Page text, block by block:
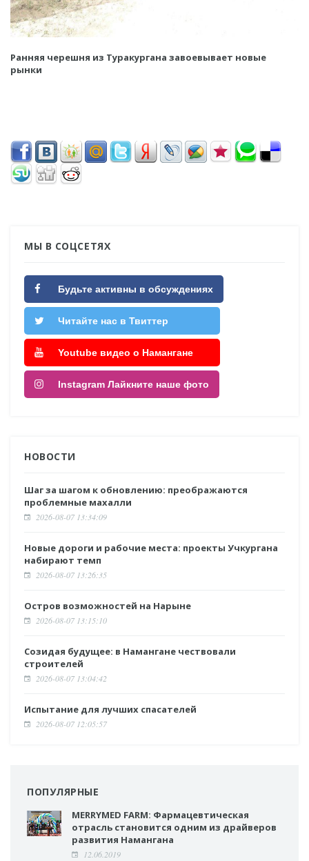
Ранняя черешня из Туракургана завоевывает новые
рынки
МЫ В СОЦСЕТЯХ
Будьте активны в обсуждениях
Читайте нас в Твиттер
Youtube видео о Намангане
Instagram Лайкните наше фото
НОВОСТИ
Шаг за шагом к обновлению: преображаются
проблемные махалли
2026-08-07 13:34:09
Новые дороги и рабочие места: проекты Учкургана
набирают темп
2026-08-07 13:26:35
Остров возможностей на Нарыне
2026-08-07 13:15:10
Созидая будущее: в Намангане чествовали
строителей
2026-08-07 13:04:42
Испытание для лучших спасателей
2026-08-07 12:05:57
ПОПУЛЯРНЫЕ
MERRYMED FARM: Фармацевтическая
отрасль становится одним из драйверов
развития Намангана
12.06.2019